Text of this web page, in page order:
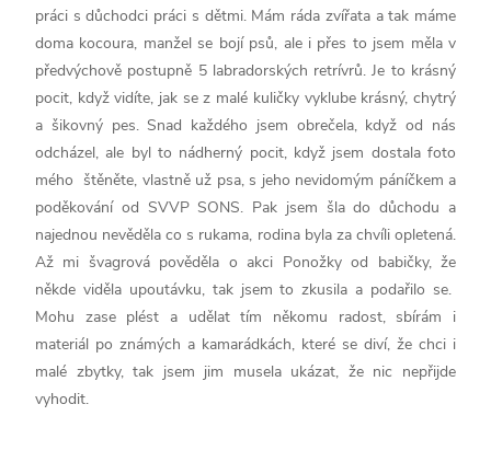
práci s důchodci práci s dětmi. Mám ráda zvířata a tak máme
doma kocoura, manžel se bojí psů, ale i přes to jsem měla v
předvýchově postupně 5 labradorských retrívrů. Je to krásný
pocit, když vidíte, jak se z malé kuličky vyklube krásný, chytrý
a šikovný pes. Snad každého jsem obrečela, když od nás
odcházel, ale byl to nádherný pocit, když jsem dostala foto
mého štěněte, vlastně už psa, s jeho nevidomým páníčkem a
poděkování od SVVP SONS. Pak jsem šla do důchodu a
najednou nevěděla co s rukama, rodina byla za chvíli opletená.
Až mi švagrová pověděla o akci Ponožky od babičky, že
někde viděla upoutávku, tak jsem to zkusila a podařilo se.
Mohu zase plést a udělat tím někomu radost, sbírám i
materiál po známých a kamarádkách, které se diví, že chci i
malé zbytky, tak jsem jim musela ukázat, že nic nepřijde
vyhodit.